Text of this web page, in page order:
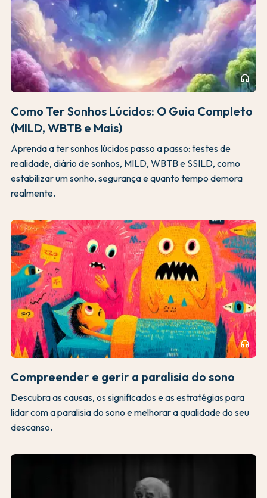
headphones
Como Ter Sonhos Lúcidos: O Guia Completo
(MILD, WBTB e Mais)
Aprenda a ter sonhos lúcidos passo a passo: testes de
realidade, diário de sonhos, MILD, WBTB e SSILD, como
estabilizar um sonho, segurança e quanto tempo demora
realmente.
headphones
Compreender e gerir a paralisia do sono
Descubra as causas, os significados e as estratégias para
lidar com a paralisia do sono e melhorar a qualidade do seu
descanso.